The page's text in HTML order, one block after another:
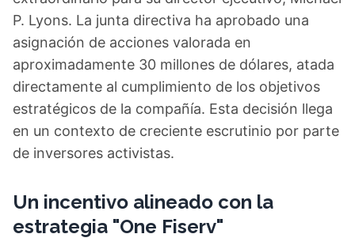
P. Lyons. La junta directiva ha aprobado una
asignación de acciones valorada en
aproximadamente 30 millones de dólares, atada
directamente al cumplimiento de los objetivos
estratégicos de la compañía. Esta decisión llega
en un contexto de creciente escrutinio por parte
de inversores activistas.
Un incentivo alineado con la
estrategia "One Fiserv"